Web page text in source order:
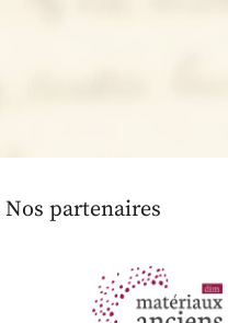
Nos partenaires